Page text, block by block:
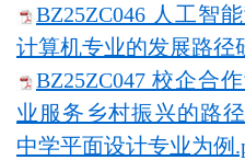
BZ25ZC046 人工智
计算机专业的发展路径
BZ25ZC047 校企合
业服务乡村振兴的路
中学平面设计专业为例